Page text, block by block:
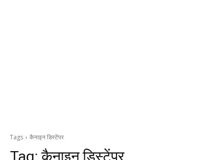
Tags कैनाइन डिस्टेंपर
Tag:कैनाइन डिस्टेंपर